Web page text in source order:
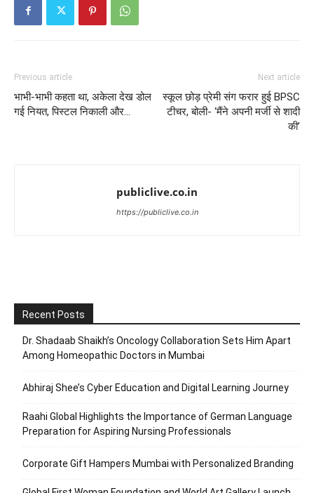
Previous article
भाभी-भाभी कहता था, अकेला देख डोल
गई नियत, पिस्टल निकाली और…
Next article
स्कूल छोड़ प्रेमी संग फरार हुई BPSC
टीचर, बोली- ‘मैंने अपनी मर्जी से शादी
की’
publiclive.co.in
https://publiclive.co.in
Recent Posts
Dr. Shadaab Shaikh’s Oncology Collaboration Sets Him Apart
Among Homeopathic Doctors in Mumbai
Abhiraj Shee’s Cyber Education and Digital Learning Journey
Raahi Global Highlights the Importance of German Language
Preparation for Aspiring Nursing Professionals
Corporate Gift Hampers Mumbai with Personalized Branding